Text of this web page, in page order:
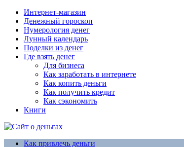
Интернет-магазин
Денежный гороскоп
Нумерология денег
Лунный календарь
Поделки из денег
Где взять денег
Для бизнеса
Как заработать в интернете
Как копить деньги
Как получить кредит
Как сэкономить
Книги
Как привлечь деньги